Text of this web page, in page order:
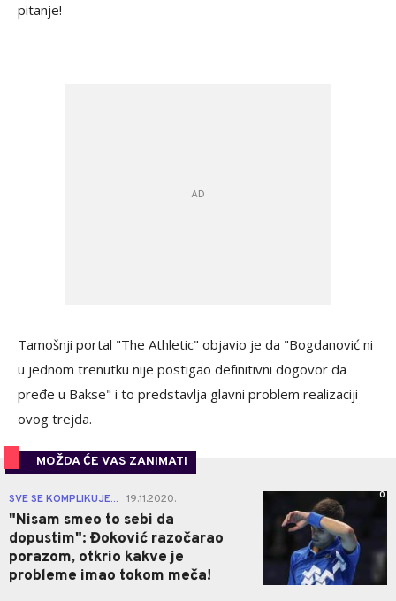
pitanje!
Tamošnji portal "The Athletic" objavio je da "Bogdanović ni
u jednom trenutku nije postigao definitivni dogovor da
pređe u Bakse" i to predstavlja glavni problem realizaciji
ovog trejda.
MOŽDA ĆE VAS ZANIMATI
SVE SE KOMPLIKUJE... 19.11.2020.
"Nisam smeo to sebi da
dopustim": Đoković razočarao
porazom, otkrio kakve je
probleme imao tokom meča!
0